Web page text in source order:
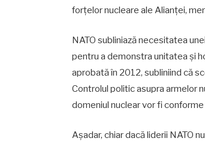
forțelor nucleare ale Alianței,
NATO subliniază necesitatea
pentru a demonstra unitatea și
aprobată în 2012, subliniind că
Controlul politic asupra armelor
domeniul nuclear vor fi
Așadar, chiar dacă liderii NATO